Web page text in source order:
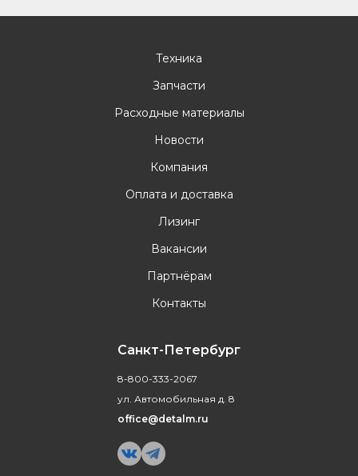
Техника
Запчасти
Расходные материалы
Новости
Компания
Оплата и доставка
Лизинг
Вакансии
Партнёрам
Контакты
Санкт-Петербург
8-800-333-2067
ул. Автомобильная д. 8
office@detalm.ru